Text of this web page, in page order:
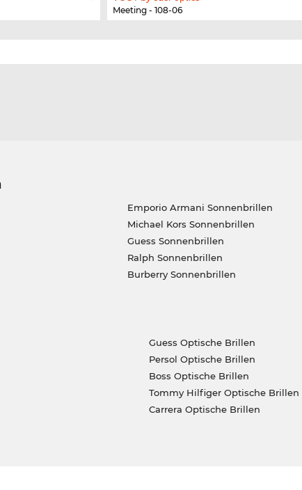
Meeting - 108-06
Emporio Armani Sonnenbrillen
Michael Kors Sonnenbrillen
Guess Sonnenbrillen
Ralph Sonnenbrillen
Burberry Sonnenbrillen
Guess Optische Brillen
Persol Optische Brillen
Boss Optische Brillen
Tommy Hilfiger Optische Brillen
Carrera Optische Brillen